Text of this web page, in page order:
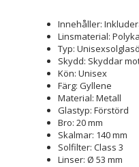
Innehåller:
Linsmaterial:
Typ:
Skydd: Skyddar
Kön: Unisex
Färg: Gyllene
Material: Metall
Glastyp: Förstörd
Bro: 20 mm
Skalmar: 140 mm
Solfilter: Class 3
Linser: Ø 53 mm